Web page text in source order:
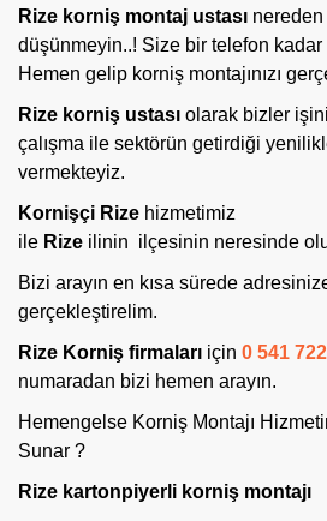
Rize korniş montaj ustası nereden
düşünmeyin..! Size bir telefon kadar
Hemen gelip korniş montajınızı
Rize korniş ustası olarak bizler
çalışma ile sektörün getirdiği
vermekteyiz.
Kornişçi Rize hizmetimiz
ile Rize ilinin ilçesinin neresinde
Bizi arayın en kısa sürede
gerçekleştirelim.
Rize Korniş firmaları için 0 541
numaradan bizi hemen arayın.
Hemengelse Korniş Montajı
Sunar ?
Rize kartonpiyerli korniş montajı